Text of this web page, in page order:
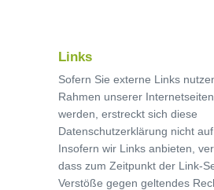
Links
Sofern Sie externe Links
Rahmen unserer
werden, erstreckt sich diese
Datenschutzerklärung nicht
Insofern wir Links anbieten,
dass zum Zeitpunkt der Link-
Verstöße gegen geltendes